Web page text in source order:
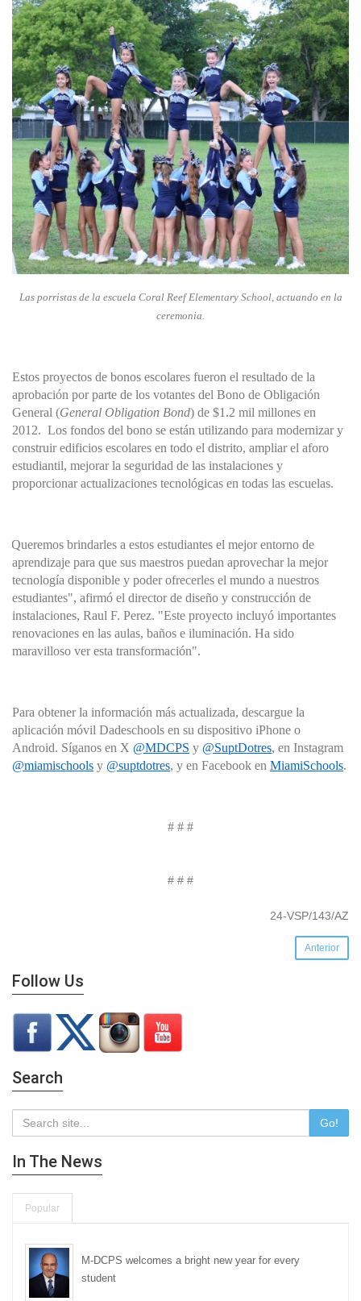
Las porristas de la escuela Coral Reef Elementary School, actuando en la
ceremonia
Estos proyectos de bonos escolares fueron el resultado de la
aprobación por parte de los votantes del Bono de Obligación
General (General Obligation Bond) de $1.2 mil millones en
2012. Los fondos del bono se están utilizando para modernizar y
construir edificios escolares en todo el distrito, ampliar el aforo
estudiantil, mejorar la seguridad de las instalaciones y
proporcionar actualizaciones tecnológicas en todas las escuelas.
brindarles a estos estudiantes el mejor entorno de
aprendizaje para que sus maestros puedan aprovecharla mejor
tecnología disponible y poder ofrecerles el mundo a nuestros
estudiantes", afirmó el director de diseño y construcción de
instalaciones, Raul F. Perez. "Este proyecto incluyó importantes
renovaciones en las aulas, baños e iluminación. Ha sido
maravilloso ver esta transformación".
Para obtener la información más actualizada, descargue la
aplicación móvil Dadeschools en su dispositivo iPhone o
Android. Síganos en X @MDCPS y @SuptDotres, en Instagram
@miamischools y @suptdotres, y en Facebook en MiamiSchools.
# # #
# # #
24-VSP/143/AZ
Anterior
Follow Us
Search
Go!
In The News
Popular
M-DCPS welcomes a bright new year for every
student